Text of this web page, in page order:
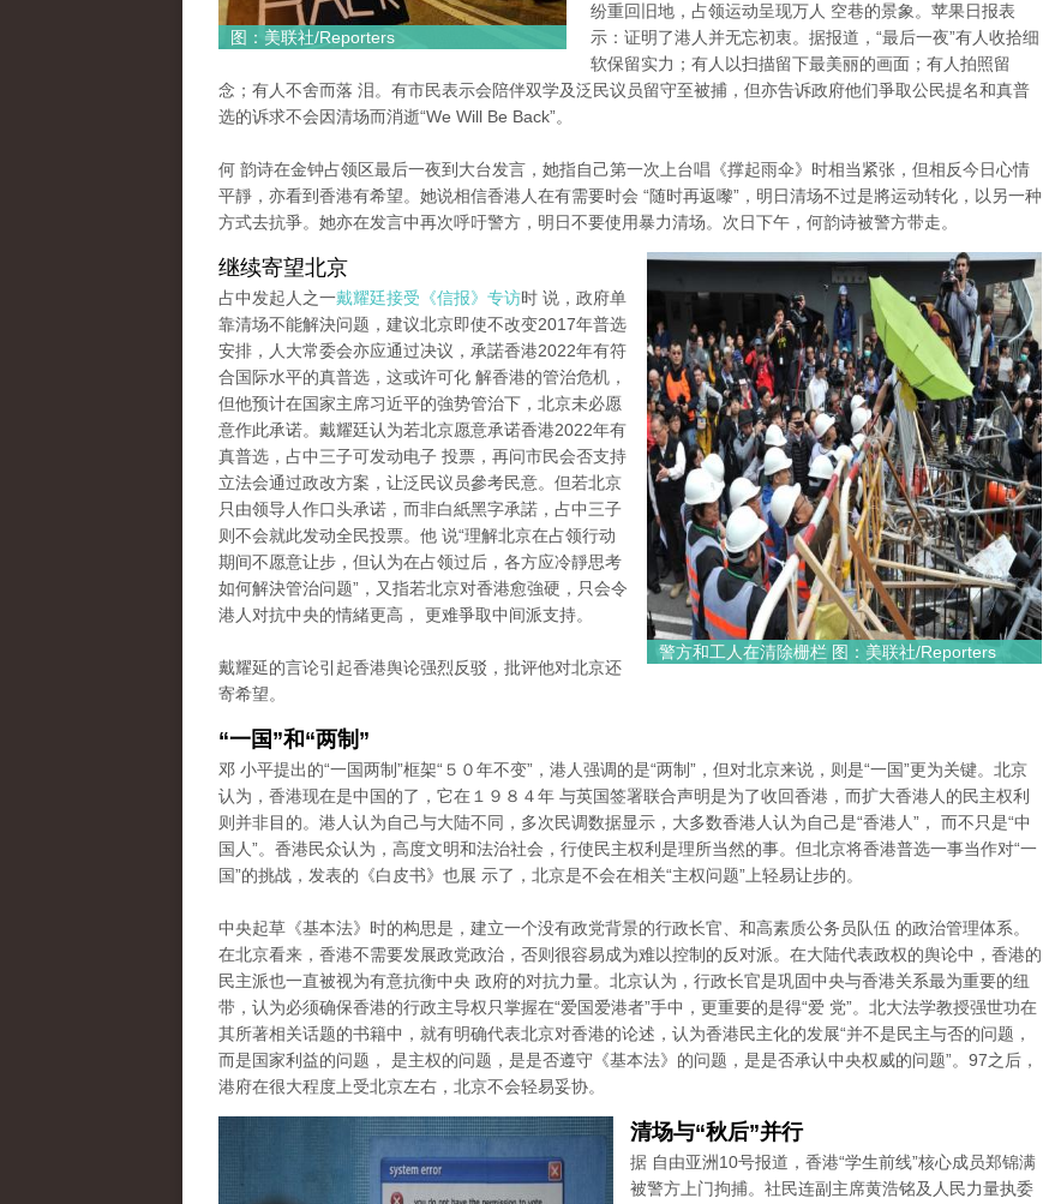
图：美联社/Reporters
纷重回旧地，占领运动呈现万人 空巷的景象。苹果日报表
示：证明了港人并无忘初衷。据报道，“最后一夜”有人收拾细
软保留实力；有人以扫描留下最美丽的画面；有人拍照留
念；有人不舍而落 泪。有市民表示会陪伴双学及泛民议员留守至被捕，但亦告诉政府他们爭取公民提名和真普
选的诉求不会因清场而消逝“We Will Be Back”。
何 韵诗在金钟占领区最后一夜到大台发言，她指自己第一次上台唱《撑起雨伞》时相当紧张，但相反今日心情
平靜，亦看到香港有希望。她说相信香港人在有需要时会 “随时再返嚟”，明日清场不过是將运动转化，以另一种
方式去抗爭。她亦在发言中再次呼吁警方，明日不要使用暴力清场。次日下午，何韵诗被警方带走。
警方和工人在清除栅栏 图：美联社/Reporters
继续寄望北京
占中发起人之一戴耀廷接受《信报》专访时 说，政府单
靠清场不能解決问题，建议北京即使不改变2017年普选
安排，人大常委会亦应通过决议，承諾香港2022年有符
合国际水平的真普选，这或许可化 解香港的管治危机，
但他预计在国家主席习近平的強势管治下，北京未必愿
意作此承诺。戴耀廷认为若北京愿意承诺香港2022年有
真普选，占中三子可发动电子 投票，再问市民会否支持
立法会通过政改方案，让泛民议员參考民意。但若北京
只由领导人作口头承诺，而非白紙黑字承諾，占中三子
则不会就此发动全民投票。他 说“理解北京在占领行动
期间不愿意让步，但认为在占领过后，各方应冷靜思考
如何解決管治问题”，又指若北京对香港愈強硬，只会令
港人对抗中央的情緒更高， 更难爭取中间派支持。
戴耀延的言论引起香港舆论强烈反驳，批评他对北京还
寄希望。
“一国”和“两制”
邓 小平提出的“一国两制”框架“５０年不变”，港人强调的是“两制”，但对北京来说，则是“一国”更为关键。北京
认为，香港现在是中国的了，它在１９８４年 与英国签署联合声明是为了收回香港，而扩大香港人的民主权利
则并非目的。港人认为自己与大陆不同，多次民调数据显示，大多数香港人认为自己是“香港人”， 而不只是“中
国人”。香港民众认为，高度文明和法治社会，行使民主权利是理所当然的事。但北京将香港普选一事当作对“一
国”的挑战，发表的《白皮书》也展 示了，北京是不会在相关“主权问题”上轻易让步的。
中央起草《基本法》时的构思是，建立一个没有政党背景的行政长官、和高素质公务员队伍 的政治管理体系。
在北京看来，香港不需要发展政党政治，否则很容易成为难以控制的反对派。在大陆代表政权的舆论中，香港的
民主派也一直被视为有意抗衡中央 政府的对抗力量。北京认为，行政长官是巩固中央与香港关系最为重要的纽
带，认为必须确保香港的行政主导权只掌握在“爱国爱港者”手中，更重要的是得“爱 党”。北大法学教授强世功在
其所著相关话题的书籍中，就有明确代表北京对香港的论述，认为香港民主化的发展“并不是民主与否的问题，
而是国家利益的问题， 是主权的问题，是是否遵守《基本法》的问题，是是否承认中央权威的问题”。97之后，
港府在很大程度上受北京左右，北京不会轻易妥协。
清场与“秋后”并行
据 自由亚洲10号报道，香港“学生前线”核心成员郑锦满
被警方上门拘捕。社民连副主席黄浩铭及人民力量执委